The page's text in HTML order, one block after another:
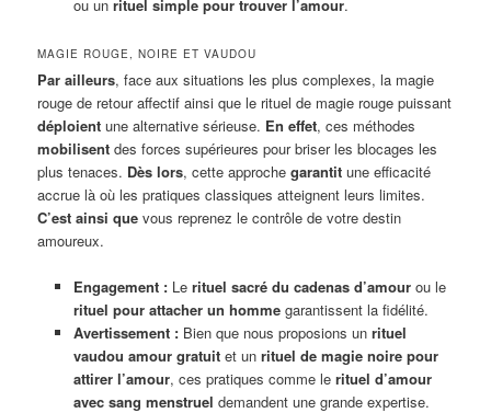
ou un rituel simple pour trouver l’amour.
MAGIE ROUGE, NOIRE ET VAUDOU
Par ailleurs, face aux situations les plus complexes, la magie
rouge de retour affectif ainsi que le rituel de magie rouge puissant
déploient une alternative sérieuse. En effet, ces méthodes
mobilisent des forces supérieures pour briser les blocages les
plus tenaces. Dès lors, cette approchegarantit une efficacité
accrue là où les pratiques classiques atteignent leurs limites.
C’est ainsi que vous reprenez le contrôle de votre destin
amoureux.
Engagement :Le rituel sacré du cadenas d’amourou le
rituel pour attacher un hommegarantissent la fidélité.
Avertissement :Bien que nous proposions un rituel
vaudou amour gratuitet un rituel de magie noire pour
attirer l’amour, ces pratiques comme le rituel d’amour
avec sang menstruel demandent une grande expertise.